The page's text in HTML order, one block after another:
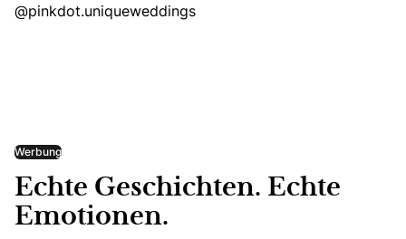
@pinkdot.uniqueweddings
Werbung
Echte Geschichten. Echte
Emotionen.